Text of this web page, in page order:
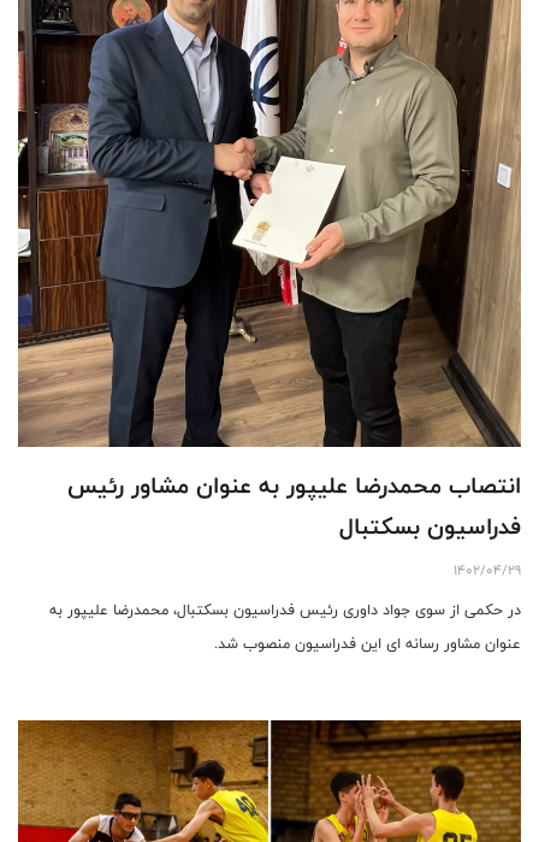
انتصاب محمدرضا علیپور به عنوان مشاور رئیس
فدراسیون بسکتبال
1402/04/29
در حکمی از سوی جواد داوری رئیس فدراسیون بسکتبال، محمدرضا علیپور به
عنوان مشاور رسانه ای این فدراسیون منصوب شد.